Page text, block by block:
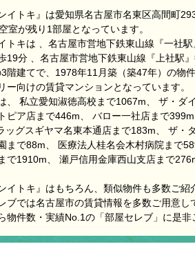
イトキ』は愛知県名古屋市名東区高間町
室が残り1部屋となっています。
トキは 、名古屋市営地下鉄東山線『一社
19分 、名古屋市営地下鉄東山線『上社駅
階建てで、1978年11月築（築47年）の物
ー向けの賃貸マンションとなっています。
、 私立愛知淑徳高校まで1067m、 ザ・ダ
ピア店まで446m、 バロー一社店まで
ッグスギヤマ名東本通店まで183m、 ザ・
まで88m、 医療法人桂名会木村病院まで
で1910m、 瀬戸信用金庫西山支店まで
イトキ』はもちろん、類似物件も多数ご
ブでは名古屋市の賃貸情報を多数ご用意
物件数・実績No.1の「部屋セレブ」に是非